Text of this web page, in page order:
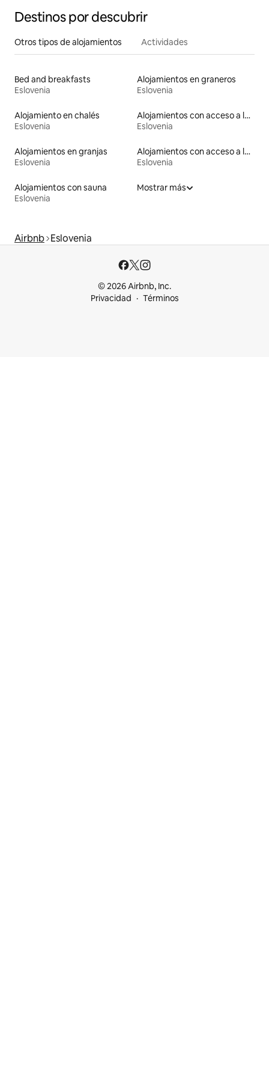
Destinos por descubrir
Otros tipos de alojamientos Actividades
Bed and breakfasts
Eslovenia
Alojamientos en graneros
Eslovenia
Alojamiento en chalés
Eslovenia
Alojamientos con acceso a las pistas de esquí
Eslovenia
Alojamientos en granjas
Eslovenia
Alojamientos con acceso a la playa
Eslovenia
Alojamientos con sauna
Eslovenia
Mostrar más
Airbnb Eslovenia
© 2026 Airbnb, Inc.
Privacidad
Términos